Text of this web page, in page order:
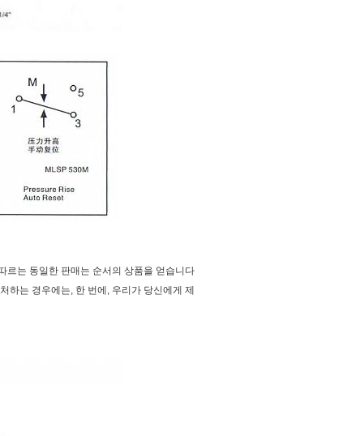
르는 동일한 판매는 순서의 상품을 얻습니다
하는 경우에는, 한 번에, 우리가 당신에게 제